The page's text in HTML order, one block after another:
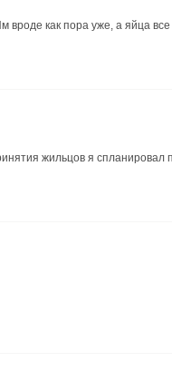
вроде как пора уже, а яйца
жильцов я спланировал